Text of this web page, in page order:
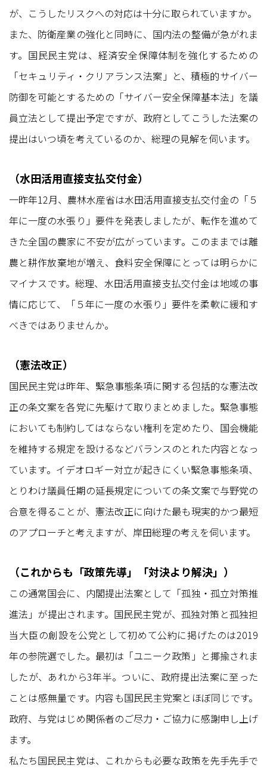
が、こうしたリスクへの対応は十分に取られていますか。
また、防衛産業の強化と同時に、国内法の整備が急がれま
す。国民民主党は、経済安全保障体制を強化するための
「セキュリティ・クリアランス法案」と、積極的サイバー
防御を可能とするための「サイバー安全保障基本法」を議
員立法として提出予定ですが、政府としてこうした法案の
提出はいつ頃を考えているのか、総理の見解を伺います。
（水田活用直接支払交付金）
一昨年12月、農林水産省は水田活用直接支払交付金の「５
年に一度の水張り」要件を発表しましたが、転作を進めて
きた全国の農家に不安が広がっています。このままでは離
農と耕作放棄地が増え、食料安全保障にとっては明らかに
マイナスです。総理、水田活用直接支払交付金は地域の事
情に応じて、「５年に一度の水張り」要件を柔軟に緩和す
べきではありませんか。
（憲法改正）
国民民主党は昨年、緊急事態条項に関する包括的な憲法改
正の条文案を各党に先駆けて取りまとめました。緊急事態
においても制約してはならない権利を定めたり、国会機能
を維持する規定を設けるなどバランスのとれた内容となっ
ています。イデオロギー対立が起きにくい緊急事態条項、
とりわけ議員任期の延長規定についての条文案で与野党の
合意を得ることが、憲法改正に向けた最も現実的かつ最短
のアプローチと考えますが、岸田総理の考えを伺います。
（これからも「政策先導」「対決より解決」）
この通常国会に、内閣提出法案として「孤独・孤立対策推
進法」が提出されます。国民民主党が、孤独対策と孤独担
当大臣の創設を公党として初めて公約に掲げたのは2019
年の参院選でした。最初は「ユニーク政策」と揶揄されま
したが、あれから3年半。ついに、政府提出法案に至った
ことは感無量です。内容も国民民主党案とほぼ同じです。
政府、与党はじめ関係者のご尽力・ご協力に感謝申し上げ
ます。
私たち国民民主党は、これからも必要な政策を先手先手で